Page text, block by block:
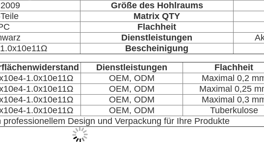
Größe des Hohlraums
Matrix QTY
Flachheit
Dienstleistungen
Bescheinigung
Dienstleistungen Flachheit
1.0x10e11Ω OEM, ODM Maximal 0,2
1.0x10e11Ω OEM, ODM Maximal 0,25
1.0x10e11Ω OEM, ODM Maximal 0,3
1.0x10e11Ω OEM, ODM Tuberkulose
professionellem Design und Verpackung für Ihre Produkte